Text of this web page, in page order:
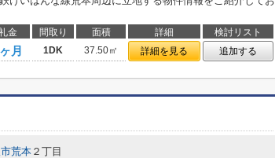
金 間取り 面積 詳細
検討リスト
月 1DK 37.50㎡ 詳細を見る 追加する
荒本 ２丁目